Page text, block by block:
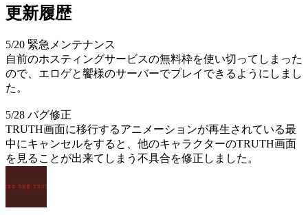
更新履歴
5/20 緊急メンテナンス
自前のホスティングサービスの無料枠を使い切ってしまった
ので、エロゲと饗様のサーバーでプレイできるようにしまし
た。
5/28 バグ修正
TRUTH画面に移行するアニメーションが再生されている最
中にキャンセルをすると、他のキャラクターのTRUTH画面
を見ることが出来てしまう不具合を修正しました。